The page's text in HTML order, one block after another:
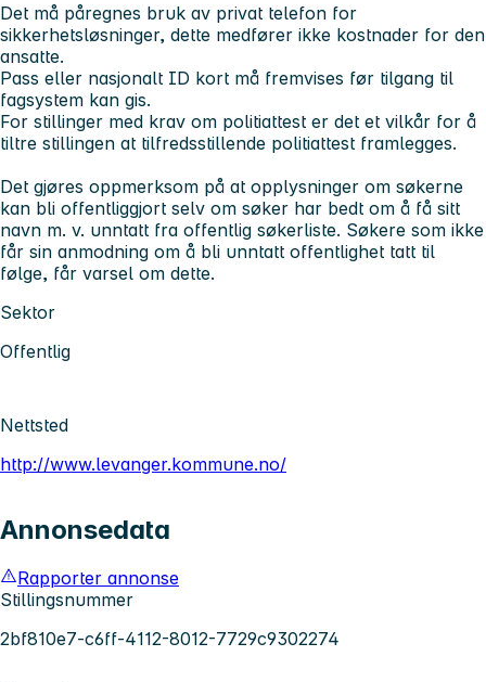
Det må påregnes bruk av privat telefon for
sikkerhetsløsninger, dette medfører ikke kostnader for den
ansatte.
Pass eller nasjonalt ID kort må fremvises før tilgang til
fagsystem kan gis.
For stillinger med krav om politiattest er det et vilkår for å
tiltre stillingen at tilfredsstillende politiattest framlegges.
Det gjøres oppmerksom på at opplysninger om søkerne
kan bli offentliggjort selv om søker har bedt om å få sitt
navn m. v. unntatt fra offentlig søkerliste. Søkere som ikke
får sin anmodning om å bli unntatt offentlighet tatt til
følge, får varsel om dette.
Sektor
Offentlig
Nettsted
http://www.levanger.kommune.no/
Annonsedata
Rapporter annonse
Stillingsnummer
2bf810e7-c6ff-4112-8012-7729c9302274